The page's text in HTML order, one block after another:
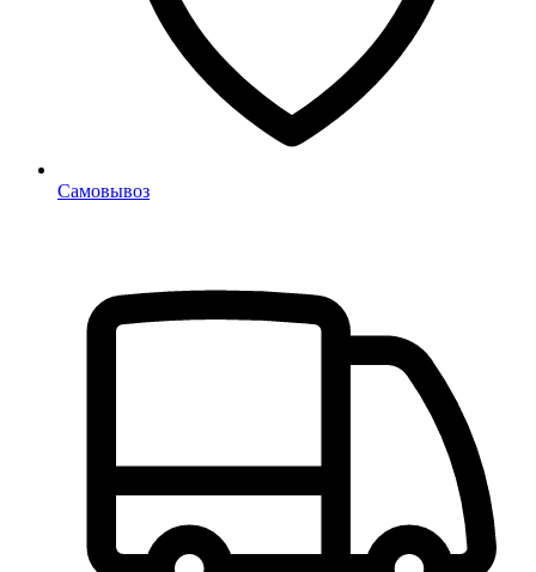
Самовывоз